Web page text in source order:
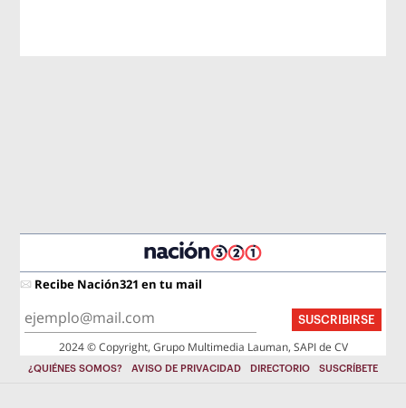
Recibe Nación321 en tu mail
SUSCRIBIRSE
2024 © Copyright, Grupo Multimedia Lauman, SAPI de CV
¿QUIÉNES SOMOS? AVISO DE PRIVACIDAD DIRECTORIO SUSCRÍBETE